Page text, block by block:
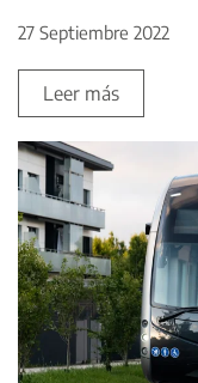
27 Septiembre 2022
Leer más